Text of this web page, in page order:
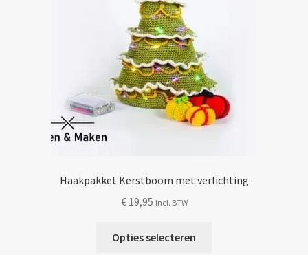
Haakpakket Kerstboom met verlichting
€19,95 Incl. BTW
Opties selecteren